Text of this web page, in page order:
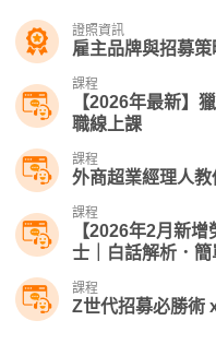
證照資訊
雇主品牌與招募
課程
【2026年最新】
職線上課
課程
外商超業經理人
課程
【2026年2月新
士｜白話解析．
課程
Z世代招募必勝術